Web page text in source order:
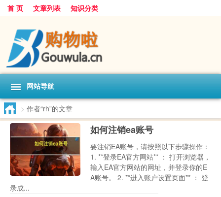
首 页 文章列表 知识分类
网站导航
> 作者“rh”的文章
如何注销ea账号
要注销EA账号，请按照以下步骤操作：
1. **登录EA官方网站** ： 打开浏览器，
输入EA官方网站的网址，并登录你的E
A账号。 2. **进入账户设置页面** ： 登
录成...